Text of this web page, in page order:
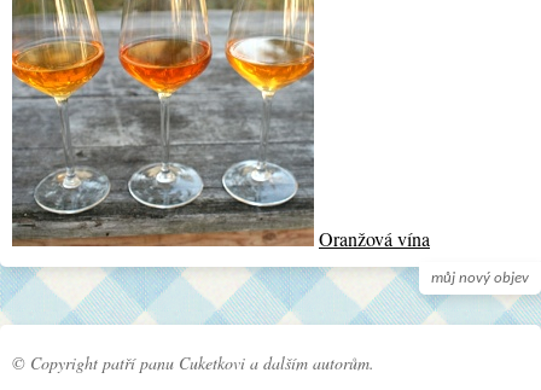
můj nový objev
Oranžová vína
© Copyright patří panu Cuketkovi a dalším autorům.